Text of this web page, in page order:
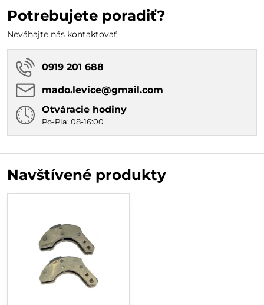
Potrebujete poradiť?
Neváhajte nás kontaktovať
0919 201 688
mado​.levice​@gmail​.com
Otváracie hodiny
Po-Pia: 08-16:00
Navštívené produkty